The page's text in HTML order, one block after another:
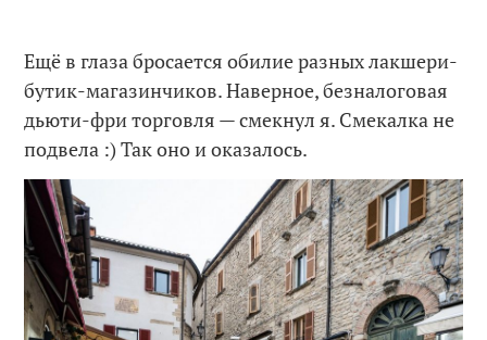
Ещё в глаза бросается обилие разных лакшери-
бутик-магазинчиков. Наверное, безналоговая
дьюти-фри торговля — смекнул я. Смекалка не
подвела :) Так оно и оказалось.